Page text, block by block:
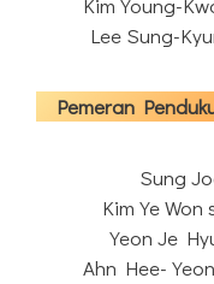
Kim Young-
Lee Sung-
Pemeran
Sung
Kim Ye
Yeon Je
Ahn Hee-